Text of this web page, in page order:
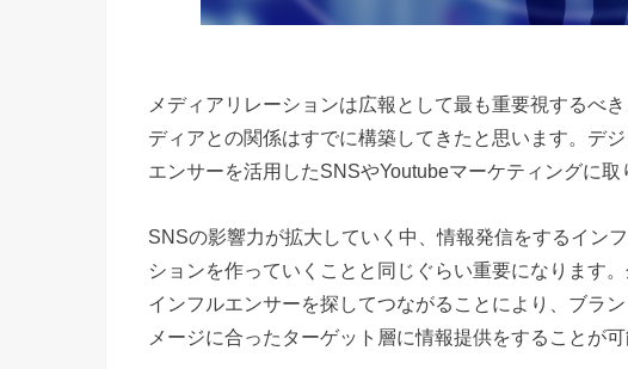
メディアリレーションは広報として最も重要視するべ
ディアとの関係はすでに構築してきたと思います。デ
エンサーを活用したSNSやYoutubeマーケティングに取
SNSの影響力が拡大していく中、情報発信をするイン
ションを作っていくことと同じぐらい重要になります
インフルエンサーを探してつながることにより、ブラ
メージに合ったターゲット層に情報提供をすることが可